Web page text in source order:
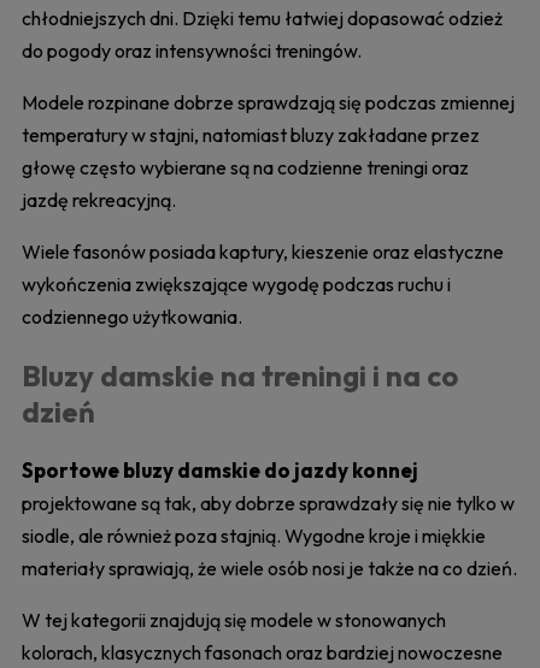
chłodniejszych dni. Dzięki temu łatwiej dopasować odzież
do pogody oraz intensywności treningów.
Modele rozpinane dobrze sprawdzają się podczas zmiennej
temperatury w stajni, natomiast bluzy zakładane przez
głowę często wybierane są na codzienne treningi oraz
jazdę rekreacyjną.
Wiele fasonów posiada kaptury, kieszenie oraz elastyczne
wykończenia zwiększające wygodę podczas ruchu i
codziennego użytkowania.
Bluzy damskie na treningi i na co
dzień
Sportowe bluzy damskie do jazdy konnej
projektowane są tak, aby dobrze sprawdzały się nie tylko w
siodle, ale również poza stajnią. Wygodne kroje i miękkie
materiały sprawiają, że wiele osób nosi je także na co dzień.
W tej kategorii znajdują się modele w stonowanych
kolorach, klasycznych fasonach oraz bardziej nowoczesne